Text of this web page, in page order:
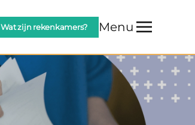
Wat zijn rekenkamers? Menu